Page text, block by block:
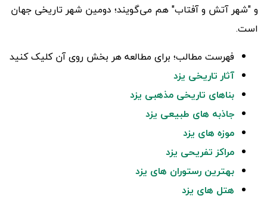
و "شهر آتش و آفتاب" هم می‌گویند؛ دومین شهر تاریخی جهان
است.
فهرست مطالب؛ برای مطالعه هر بخش روی آن کلیک کنید
آثار تاریخی یزد
بناهای تاریخی مذهبی یزد
جاذبه های طبیعی یزد
موزه های یزد
مراکز تفریحی یزد
بهترین رستوران های یزد
هتل های یزد